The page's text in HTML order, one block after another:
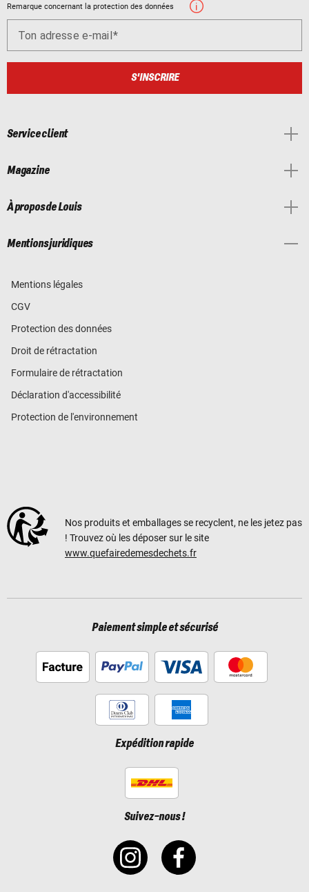
Remarque concernant la protection des données
Ton adresse e-mail
S'INSCRIRE
Service client
Magazine
À propos de Louis
Mentions juridiques
Mentions légales
CGV
Protection des données
Droit de rétractation
Formulaire de rétractation
Déclaration d'accessibilité
Protection de l'environnement
Nos produits et emballages se recyclent, ne les jetez pas
! Trouvez où les déposer sur le site
www.quefairedemesdechets.fr
Paiement simple et sécurisé
Expédition rapide
Suivez-nous !